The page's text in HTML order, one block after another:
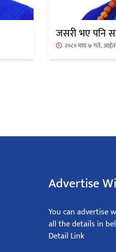
जसरी भए पनि
२०८० माघ ७ गते,
Advertise
You can advertise
all the details in
Detail Link